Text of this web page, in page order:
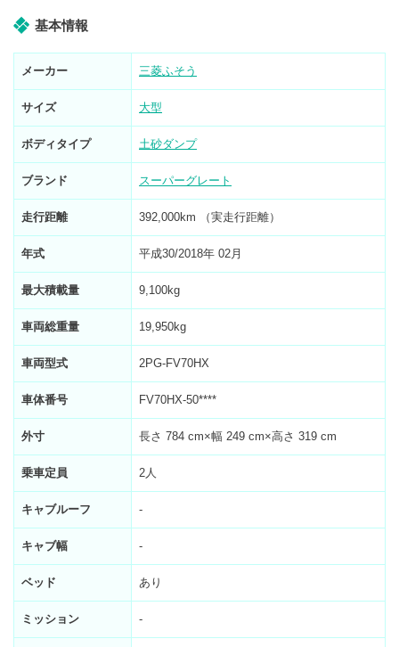
基本情報
メーカー 三菱ふそう
サイズ 大型
ボディタイプ 土砂ダンプ
ブランド スーパーグレート
走行距離 392,000km （実走行距離）
年式 平成30/2018年 02月
最大積載量 9,100kg
車両総重量 19,950kg
車両型式 2PG-FV70HX
車体番号 FV70HX-50****
外寸 長さ 784 cm×幅 249 cm×高さ 319 cm
乗車定員 2人
キャブルーフ -
キャブ幅 -
ベッド あり
ミッション -